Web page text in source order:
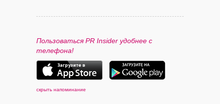
ПАРТНЕРАМ
КОНТАКТЫ
Пользоваться PR Insider удобнее с
телефона!
скрыть напоминание